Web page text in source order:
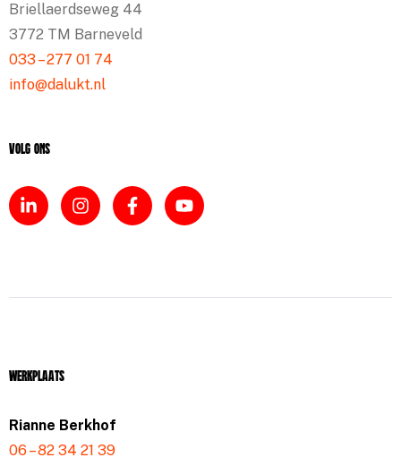
Briellaerdseweg 44
3772 TM Barneveld
033 – 277 01 74
info@dalukt.nl
Volg ons
Werkplaats
Rianne Berkhof
06 – 82 34 21 39